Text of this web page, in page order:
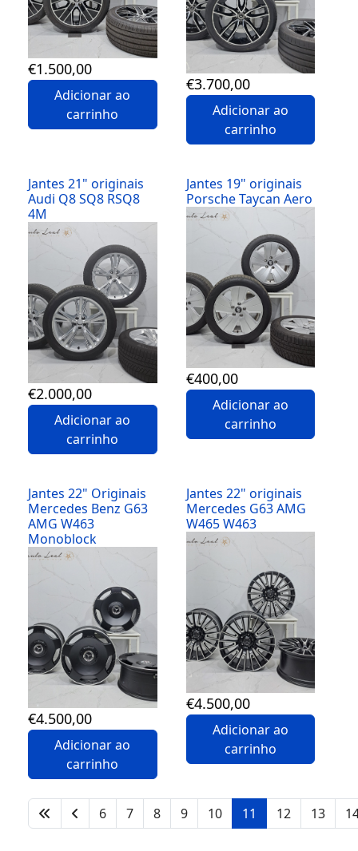
€1.500,00
Adicionar ao
carrinho
€3.700,00
Adicionar ao
carrinho
Jantes 21" originais
Audi Q8 SQ8 RSQ8
4M
Detalhes
€2.000,00
Adicionar ao
carrinho
Jantes 19" originais
Porsche Taycan Aero
Detalhes
€400,00
Adicionar ao
carrinho
Jantes 22" Originais
Mercedes Benz G63
AMG W463
Monoblock
Detalhes
€4.500,00
Adicionar ao
carrinho
Jantes 22" originais
Mercedes G63 AMG
W465 W463
Detalhes
€4.500,00
Adicionar ao
carrinho
6 7 8 9 10 11 12 13